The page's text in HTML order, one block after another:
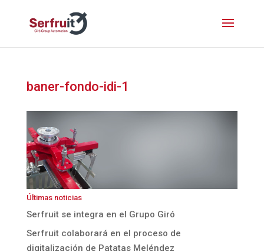
baner-fondo-idi-1
Últimas noticias
Serfruit se integra en el Grupo Giró
Serfruit colaborará en el proceso de
digitalización de Patatas Meléndez